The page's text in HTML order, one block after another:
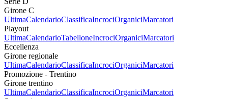
Girone C
UltimaCalendarioClassificaIncrociOrganiciMarcatori
Playout
UltimaCalendarioTabelloneIncrociOrganiciMarcatori
Eccellenza
Girone regionale
UltimaCalendarioClassificaIncrociOrganiciMarcatori
Promozione - Trentino
Girone trentino
UltimaCalendarioClassificaIncrociOrganiciMarcatori